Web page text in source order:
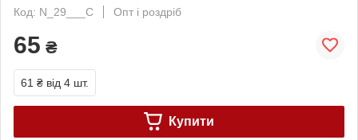
Код: N_29___C
Опт і роздріб
65 ₴
61 ₴ від 4 шт.
Купити